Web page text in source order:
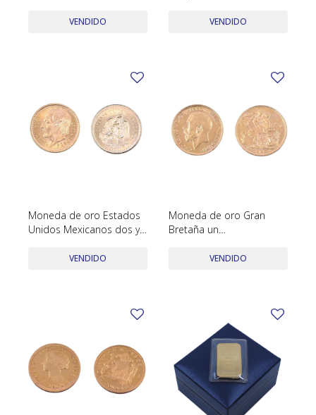
VENDIDO VENDIDO
Moneda de oro Estados
Unidos Mexicanos dos y
VENDIDO
Moneda de oro Gran
Bretaña un
VENDIDO